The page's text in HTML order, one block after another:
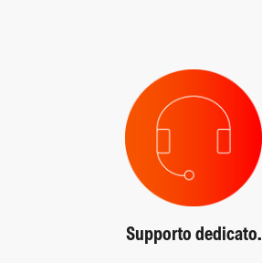
Supporto dedicato.